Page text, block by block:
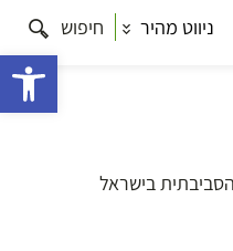
ניווט מהיר חיפוש
בישראל